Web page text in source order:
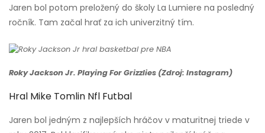
Jaren bol potom preložený do školy La Lumiere na posledný
ročník. Tam začal hrať za ich univerzitný tím.
Roky Jackson Jr. Playing For Grizzlies (Zdroj: Instagram)
Hral Mike Tomlin Nfl Futbal
Jaren bol jedným z najlepších hráčov v maturitnej triede v